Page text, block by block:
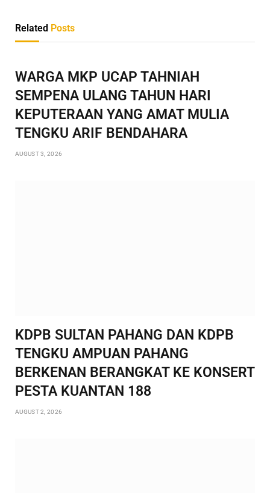
Related Posts
WARGA MKP UCAP TAHNIAH
SEMPENA ULANG TAHUN HARI
KEPUTERAAN YANG AMAT MULIA
TENGKU ARIF BENDAHARA
AUGUST 3, 2026
KDPB SULTAN PAHANG DAN KDPB
TENGKU AMPUAN PAHANG
BERKENAN BERANGKAT KE KONSERT
PESTA KUANTAN 188
AUGUST 2, 2026